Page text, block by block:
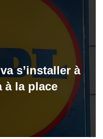
s’installer à
à la place